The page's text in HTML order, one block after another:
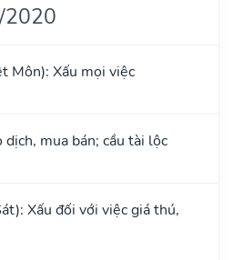
2020
Môn): Xấu mọi việc
mua bán; cầu tài lộc
Xấu đối với việc giá thú,